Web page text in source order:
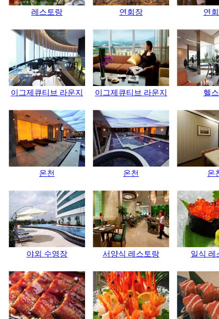
레스토랑 연회장 연
이그제큐티브 라운지 이그제큐티브 라운지 헬
온천 온천 온
야외 수영장 서양식 레스토랑 일식 레